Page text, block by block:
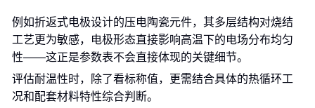
例如折返式电极设计的压电陶瓷元件，其多层结构对烧结
工艺更为敏感，电极形态直接影响高温下的电场分布均匀
性——这正是参数表不会直接体现的关键细节。
评估耐温性时，除了看标称值，更需结合具体的热循环工
况和配套材料特性综合判断。